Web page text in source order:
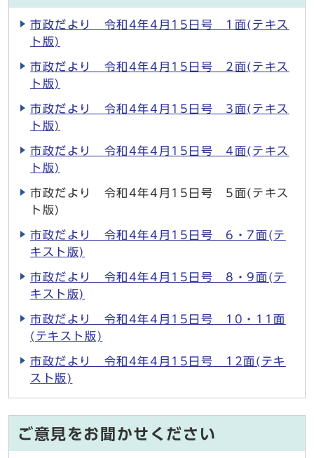
市政だより 令和4年4月15日号 1面(テキス
ト版)
市政だより 令和4年4月15日号 2面(テキス
ト版)
市政だより 令和4年4月15日号 3面(テキス
ト版)
市政だより 令和4年4月15日号 4面(テキス
ト版)
市政だより 令和4年4月15日号 5面(テキス
ト版)
市政だより 令和4年4月15日号 6・7面(テ
キスト版)
市政だより 令和4年4月15日号 8・9面(テ
キスト版)
市政だより 令和4年4月15日号 10・11面
(テキスト版)
市政だより 令和4年4月15日号 12面(テキ
スト版)
ご意見をお聞かせください